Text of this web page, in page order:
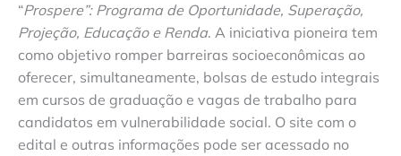
“Prospere”: Programa de Oportunidade, Superação,
Projeção, Educação e Renda. A iniciativa pioneira tem
como objetivo romper barreiras socioeconômicas ao
oferecer, simultaneamente, bolsas de estudo integrais
em cursos de graduação e vagas de trabalho para
candidatos em vulnerabilidade social. O site com o
edital e outras informações pode ser acessado no